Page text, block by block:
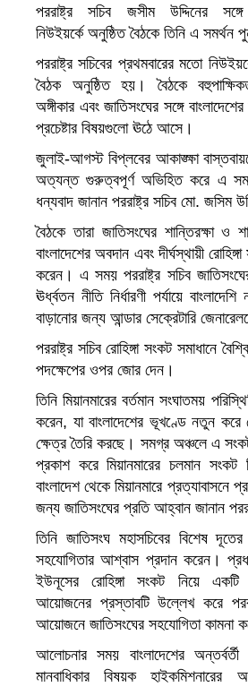
পররাষ্ট্র সচিব জসীম উদ্দিনের
নিউইয়র্কে অনুষ্ঠিত বৈঠকে তিনি এ সমর্থন
পররাষ্ট্র সচিবের প্রথমবারের মতো
বৈঠক অনুষ্ঠিত হয়। বৈঠকে
অঙ্গীকার এবং জাতিসংঘের সঙ্গে
প্রচেষ্টার বিষয়গুলো ঊঠে আসে।
জুলাই-আগস্ট বিপ্লবের আকাঙ্ক্ষা
অত্যন্ত গুরুত্বপূর্ণ অভিহিত করে এ
ধন্যবাদ জানান পররাষ্ট্র সচিব মো. জসিম
বৈঠকে তারা জাতিসংঘের শান্তিরক্ষা ও
বাংলাদেশের অবদান এবং দীর্ঘস্থায়ী
করেন। এ সময় পররাষ্ট্র সচিব জাতিসংঘের
ঊর্ধ্বতন নীতি নির্ধারণী পর্যায়ে
বাড়ানোর জন্য আন্ডার সেক্রেটারি
পররাষ্ট্র সচিব রোহিঙ্গা সংকট সমাধানে
পদক্ষেপের ওপর জোর দেন।
তিনি মিয়ানমারের বর্তমান সংঘাতময়
করেন, যা বাংলাদেশের ভূখণ্ডে নতুন করে
ক্ষেত্র তৈরি করছে। সমগ্র অঞ্চলে এ
প্রকাশ করে মিয়ানমারের চলমান সংকট
বাংলাদেশ থেকে মিয়ানমারে প্রত্যাবাসনে
জন্য জাতিসংঘের প্রতি আহ্বান জানান
তিনি জাতিসংঘ মহাসচিবের বিশেষ দূতের
সহযোগিতার আশ্বাস প্রদান করেন।
ইউনূসের রোহিঙ্গা সংকট নিয়ে
আয়োজনের প্রস্তাবটি উল্লেখ করে
আয়োজনে জাতিসংঘের সহযোগিতা কামনা
আলোচনার সময় বাংলাদেশের
মানবাধিকার বিষয়ক